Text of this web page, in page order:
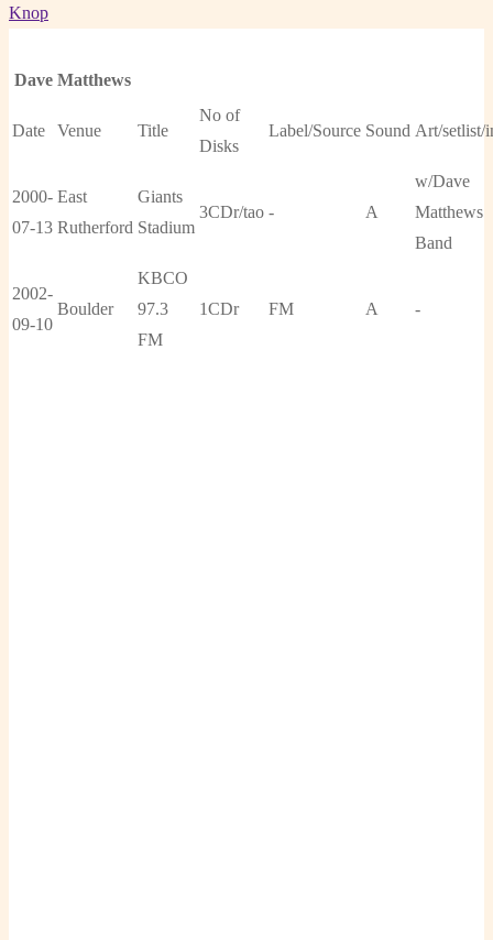
Knop
Dave Matthews
Date Venue Title
No of
Disks
Label/Source Sound Art/setlist/
2000-
07-13
East
Rutherford
Giants
Stadium
3CDr/tao - A
w/Dave
Matthews
Band
2002-
09-10
Boulder
KBCO
97.3
FM
1CDr FM A -